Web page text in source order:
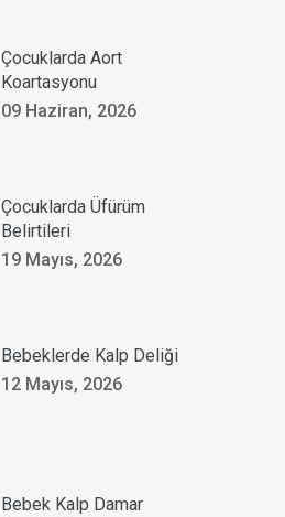
Çocuklarda Aort
Koartasyonu
09 Haziran, 2026
Çocuklarda Üfürüm
Belirtileri
19 Mayıs, 2026
Bebeklerde Kalp Deliği
12 Mayıs, 2026
Bebek Kalp Damar